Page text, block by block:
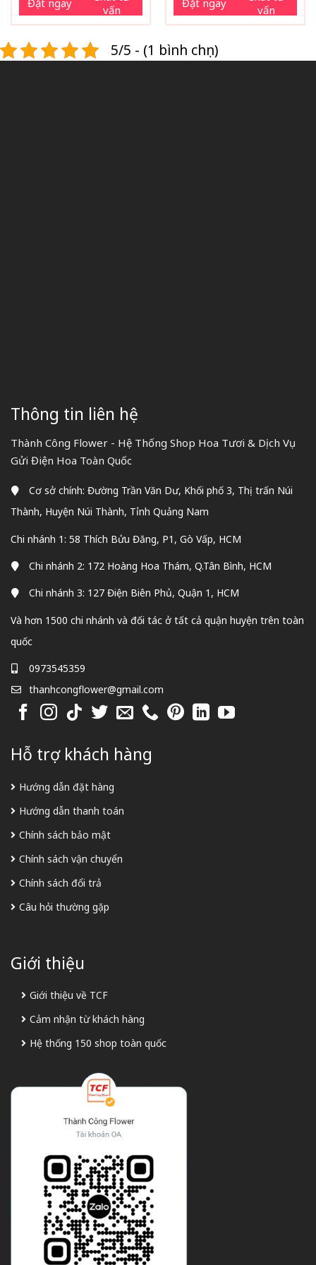
Đặt ngay
vấn
Đặt ngay
vấn
5/5 - (1 bình chọn)
Thông tin liên hệ
Thành Công Flower - Hệ Thống Shop Hoa Tươi & Dịch Vụ
Gửi Điện Hoa Toàn Quốc
Cơ sở chính: Đường Trần Văn Dư, Khối phố 3, Thị trấn Núi
Thành, Huyện Núi Thành, Tỉnh Quảng Nam
Chi nhánh 1: 58 Thích Bửu Đăng, P1, Gò Vấp, HCM
Chi nhánh 2: 172 Hoàng Hoa Thám, Q.Tân Bình, HCM
Chi nhánh 3: 127 Điện Biên Phủ, Quận 1, HCM
Và hơn 1500 chi nhánh và đối tác ở tất cả quận huyện trên toàn
quốc
0973545359
thanhcongflower@gmail.com
Hỗ trợ khách hàng
Hướng dẫn đặt hàng
Hướng dẫn thanh toán
Chính sách bảo mật
Chính sách vận chuyển
Chính sách đổi trả
Câu hỏi thường gặp
Giới thiệu
Giới thiệu về TCF
Cảm nhận từ khách hàng
Hệ thống 150 shop toàn quốc